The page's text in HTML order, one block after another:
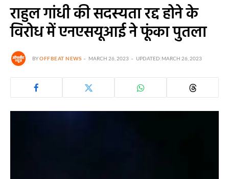
राहुल गांधी की सदस्यता रद्द होने के
विरोध में एनएसयूआई ने फूंका पुतला
BYOFFBEAT NEWS MARCH 26, 2023 UPDATED:MARCH 26, 2023